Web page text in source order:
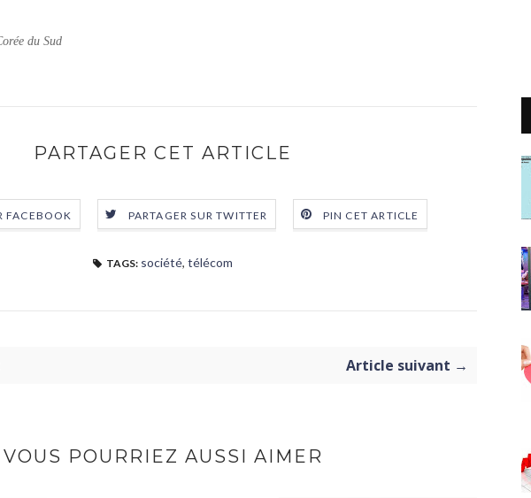
du Sud
PARTAGER CET ARTICLE
FACEBOOK PARTAGER SUR TWITTER PIN CET ARTICLE
TAGS: société, télécom
Article suivant →
VOUS POURRIEZ AUSSI AIMER